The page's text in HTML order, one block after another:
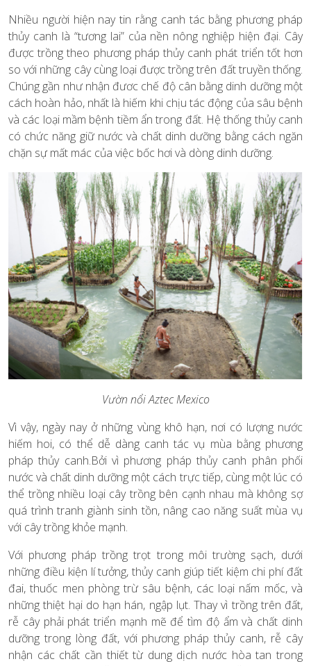
Nhiều người hiện nay tin rằng canh tác bằng phương pháp
thủy canh là “tương lai” của nền nông nghiệp hiện đại. Cây
được trồng theo phương pháp thủy canh phát triển tốt hơn
so với những cây cùng loại được trồng trên đất truyền thống.
Chúng gần như nhận đươc chế độ cân bằng dinh dưỡng một
cách hoàn hảo, nhất là hiếm khi chịu tác động của sâu bệnh
và các loại mầm bệnh tiềm ẩn trong đất. Hệ thống thủy canh
có chức năng giữ nước và chất dinh dưỡng bằng cách ngăn
chặn sự mất mác của việc bốc hơi và dòng dinh dưỡng.
Vườn nổi Aztec Mexico
Vì vậy, ngày nay ở những vùng khô hạn, nơi có lượng nước
hiếm hoi, có thể dễ dàng canh tác vụ mùa bằng phương
pháp thủy canh.Bởi vì phương pháp thủy canh phân phối
nước và chất dinh dưỡng một cách trực tiếp, cùng một lúc có
thể trồng nhiều loại cây trồng bên cạnh nhau mà không sợ
quá trình tranh giành sinh tồn, nâng cao năng suất mùa vụ
với cây trồng khỏe mạnh.
Với phương pháp trồng trọt trong môi trường sạch, dưới
những điều kiện lí tưởng, thủy canh giúp tiết kiệm chi phí đất
đai, thuốc men phòng trừ sâu bệnh, các loại nấm mốc, và
những thiệt hại do hạn hán, ngập lụt. Thay vì trồng trên đất,
rễ cây phải phát triển mạnh mẽ để tìm độ ẩm và chất dinh
dưỡng trong lòng đất, với phương pháp thủy canh, rễ cây
nhận các chất cần thiết từ dung dịch nước hòa tan trong